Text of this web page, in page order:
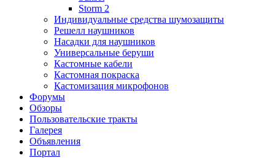
Storm 2
Индивидуальные средства шумозащиты
Решелл наушников
Насадки для наушников
Универсальные беруши
Кастомные кабели
Кастомная покраска
Кастомизация микрофонов
Форумы
Обзоры
Пользовательские тракты
Галерея
Объявления
Портал